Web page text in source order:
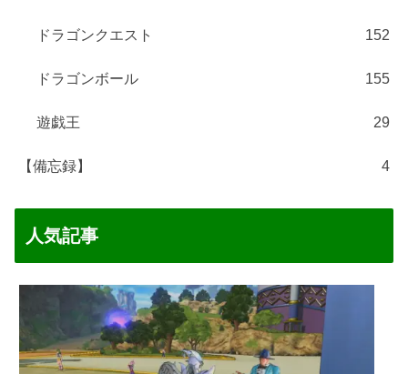
ドラゴンクエスト 152
ドラゴンボール 155
遊戯王 29
【備忘録】 4
人気記事